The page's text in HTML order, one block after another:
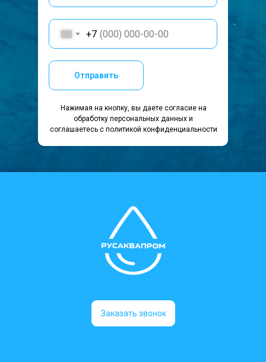
+7
Отправить
Нажимая на кнопку, вы даете согласие на
обработку персональных данных и
соглашаетесь c политикой конфиденциальности
Заказать звонок